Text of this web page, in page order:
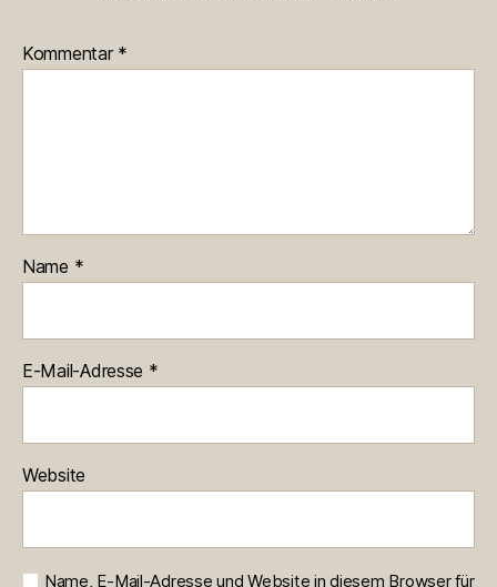
Kommentar *
Name *
E-Mail-Adresse *
Website
Name, E-Mail-Adresse und Website in diesem Browser für